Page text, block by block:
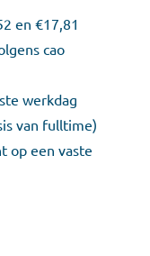
en €17,81
cao
werkdag
van fulltime)
op een vaste